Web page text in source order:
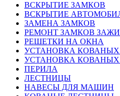
ВСКРЫТИЕ ЗАМКОВ
ВСКРЫТИЕ
ЗАМЕНА ЗАМКОВ
РЕМОНТ ЗАМКОВ
РЕШЕТКИ НА ОКНА
УСТАНОВКА КОВАНЫХ
УСТАНОВКА КОВАНЫХ
ПЕРИЛА
ЛЕСТНИЦЫ
НАВЕСЫ ДЛЯ МАШИН